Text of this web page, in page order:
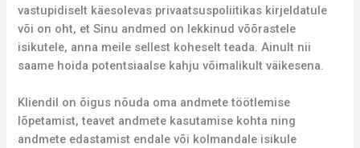
vastupidiselt käesolevas privaatsuspoliitikas kirjeldatule
või on oht, et Sinu andmed on lekkinud võõrastele
isikutele, anna meile sellest koheselt teada. Ainult nii
saame hoida potentsiaalse kahju võimalikult väikesena.
Kliendil on õigus nõuda oma andmete töötlemise
lõpetamist, teavet andmete kasutamise kohta ning
andmete edastamist endale või kolmandale isikule